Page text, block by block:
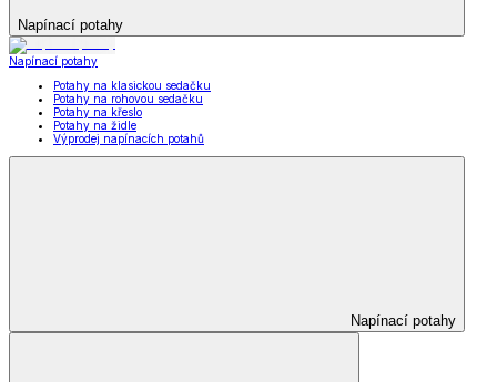
Napínací potahy
Napínací potahy
Potahy na klasickou sedačku
Potahy na rohovou sedačku
Potahy na křeslo
Potahy na židle
Výprodej napínacích potahů
Napínací potahy